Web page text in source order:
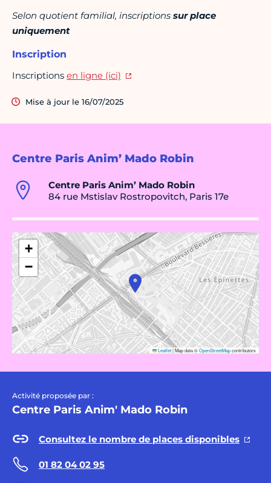
Centre Paris Anim’ Mado Robin
Centre Paris Anim’ Mado Robin
84 rue Mstislav Rostropovitch, Paris 17e
+
−
Leaflet|Map data ©OpenStreetMapcontributors
Activité proposée par :
Centre Paris Anim' Mado Robin
Consultez le nombre de places disponibles
01 82 04 02 95
Selon quotient familial, inscriptions sur place
uniquement
Inscription
Inscriptions en ligne (ici)
Mise à jour le 16/07/2025